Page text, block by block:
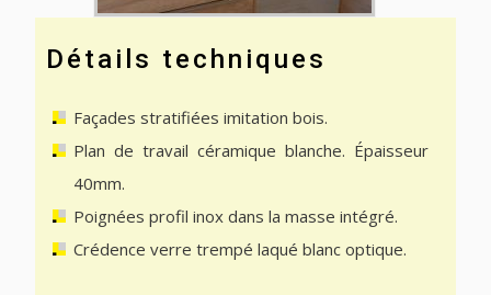
Détails techniques
Façades stratifiées imitation bois.
Plan de travail céramique blanche. Épaisseur
40mm.
Poignées profil inox dans la masse intégré.
Crédence verre trempé laqué blanc optique.